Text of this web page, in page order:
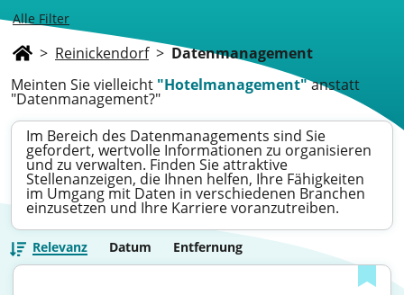
Alle Filter
> Reinickendorf > Datenmanagement
Meinten Sie vielleicht "Hotelmanagement"anstatt
"Datenmanagement?"
Im Bereich des Datenmanagements sind Sie
gefordert, wertvolle Informationen zu organisieren
und zu verwalten. Finden Sie attraktive
Stellenanzeigen, die Ihnen helfen, Ihre Fähigkeiten
im Umgang mit Daten in verschiedenen Branchen
einzusetzen und Ihre Karriere voranzutreiben.
Relevanz Datum Entfernung